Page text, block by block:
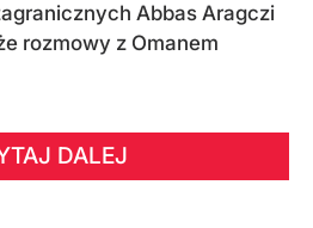
Abbas Aragczi
rozmowy z Omanem
DALEJ